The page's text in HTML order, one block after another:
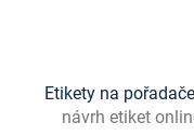
Etikety na
návrh etiket